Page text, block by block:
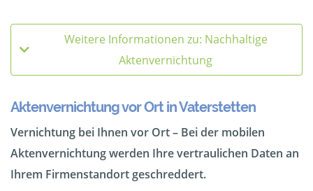
Weitere Informationen zu: Nachhaltige
Aktenvernichtung
Aktenvernichtung vor Ort in Vaterstetten
Vernichtung bei Ihnen vor Ort – Bei der mobilen
Aktenvernichtung werden Ihre vertraulichen Daten an
Ihrem Firmenstandort geschreddert.